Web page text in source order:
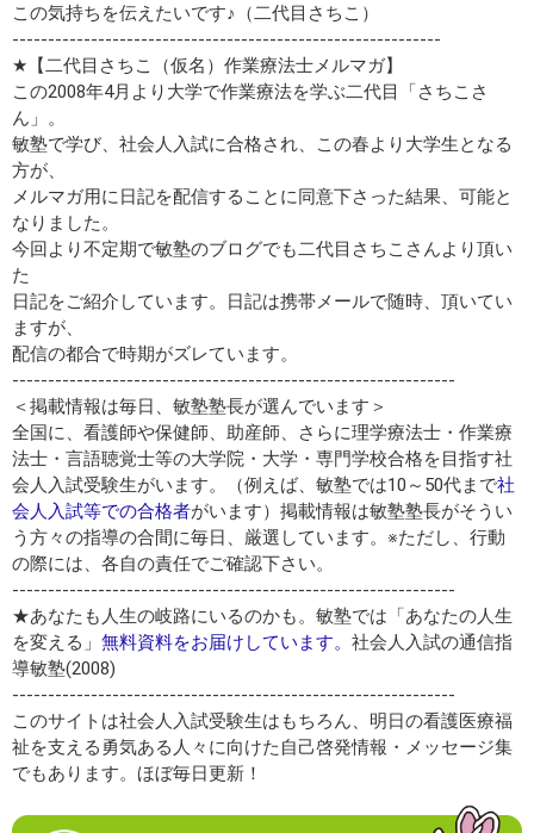
この気持ちを伝えたいです♪（二代目さちこ）
------------------------------------------------------------
★【二代目さちこ（仮名）作業療法士メルマガ】
この2008年4月より大学で作業療法を学ぶ二代目「さちこさ
ん」。
敏塾で学び、社会人入試に合格され、この春より大学生となる
方が、
メルマガ用に日記を配信することに同意下さった結果、可能と
なりました。
今回より不定期で敏塾のブログでも二代目さちこさんより頂い
た
日記をご紹介しています。日記は携帯メールで随時、頂いてい
ますが、
配信の都合で時期がズレています。
--------------------------------------------------------------
＜掲載情報は毎日、敏塾塾長が選んでいます＞
全国に、看護師や保健師、助産師、さらに理学療法士・作業療
法士・言語聴覚士等の大学院・大学・専門学校合格を目指す社
会人入試受験生がいます。（例えば、敏塾では10～50代まで社
会人入試等での合格者がいます）掲載情報は敏塾塾長がそうい
う方々の指導の合間に毎日、厳選しています。※ただし、行動
の際には、各自の責任でご確認下さい。
--------------------------------------------------------------
★あなたも人生の岐路にいるのかも。敏塾では「あなたの人生
を変える」 無料資料をお届けしています。 社会人入試の通信指
導敏塾(2008)
--------------------------------------------------------------
このサイトは社会人入試受験生はもちろん、明日の看護医療福
祉を支える勇気ある人々に向けた自己啓発情報・メッセージ集
でもあります。ほぼ毎日更新！